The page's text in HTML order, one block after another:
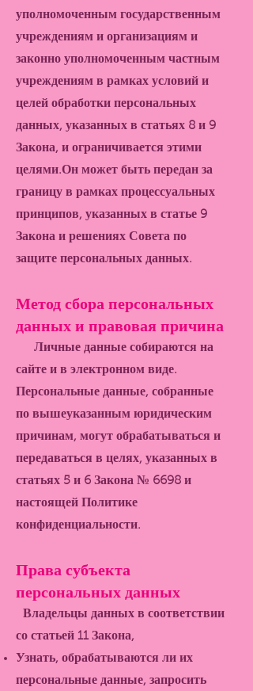
уполномоченным государственным
учреждениям и организациям и
законно уполномоченным частным
учреждениям в рамках условий и
целей обработки персональных
данных, указанных в статьях 8 и 9
Закона, и ограничивается этими
целями.Он может быть передан за
границу в рамках процессуальных
принципов, указанных в статье 9
Закона и решениях Совета по
защите персональных данных.
Метод сбора персональных
данных и правовая причина
Личные данные собираются на
сайте и в электронном виде.
Персональные данные, собранные
по вышеуказанным юридическим
причинам, могут обрабатываться и
передаваться в целях, указанных в
статьях 5 и 6 Закона № 6698 и
настоящей Политике
конфиденциальности.
Права субъекта
персональных данных
Владельцы данных в соответствии
со статьей 11 Закона,
Узнать, обрабатываются ли их
персональные данные, запросить